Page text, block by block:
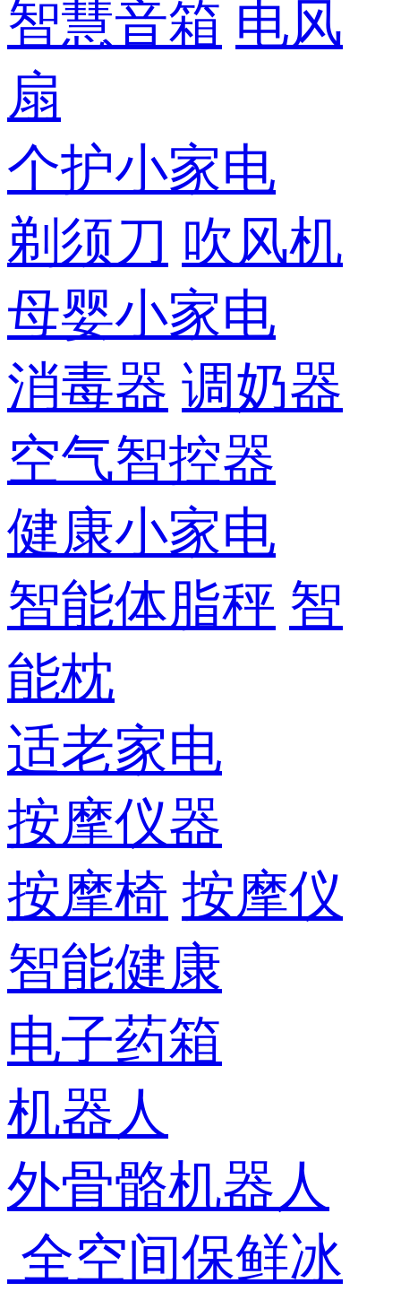
智慧音箱 电风
扇
个护小家电
剃须刀 吹风机
母婴小家电
消毒器 调奶器
空气智控器
健康小家电
智能体脂秤 智
能枕
适老家电
按摩仪器
按摩椅 按摩仪
智能健康
电子药箱
机器人
外骨骼机器人
全空间保鲜冰